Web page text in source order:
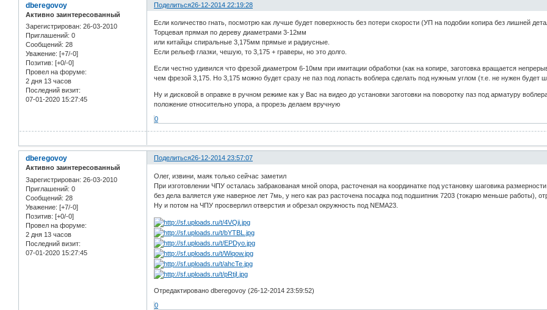
Поделиться26-12-2014 22:19:28
dberegovoy
Активно заинтересованный
Зарегистрирован: 26-03-2010
Приглашений: 0
Сообщений: 28
Уважение: [+7/-0]
Позитив: [+0/-0]
Провел на форуме:
2 дня 13 часов
Последний визит:
07-01-2020 15:27:45
Если количество гнать, посмотрю как лучше будет поверхность без потери скорости (УП на подобии копира без лишней
Торцевая прямая по дереву диаметрами 3-12мм
или китайцы спиральные 3,175мм прямые и радиусные.
Если рельеф глазки, чешую, то 3,175 + граверы, но это долго.
Если честно удивился что фрезой диаметром 6-10мм при имитации обработки (как на копире, заготовка вращается
чем фрезой 3,175. Но 3,175 можно будет сразу не паз под лопасть воблера сделать под нужным углом (т.е. не нужен будет
Ну и дисковой в оправке в ручном режиме как у Вас на видео до установки заготовки на поворотку паз под арматуру
положение относительно упора, а прорезь делаем вручную
0
Поделиться26-12-2014 23:57:07
dberegovoy
Активно заинтересованный
Зарегистрирован: 26-03-2010
Приглашений: 0
Сообщений: 28
Уважение: [+7/-0]
Позитив: [+0/-0]
Провел на форуме:
2 дня 13 часов
Последний визит:
07-01-2020 15:27:45
Олег, извини, маяк только сейчас заметил
При изготовлении ЧПУ осталась забракованая мной опора, расточеная на координатке под установку шаговика
без дела валяется уже наверное лет 7мь, у него как раз расточена посадка под подшипник 7203 (токарю меньше работы),
Ну и потом на ЧПУ просверлил отверстия и обрезал окружность под NEMA23.
Отредактировано dberegovoy (26-12-2014 23:59:52)
0